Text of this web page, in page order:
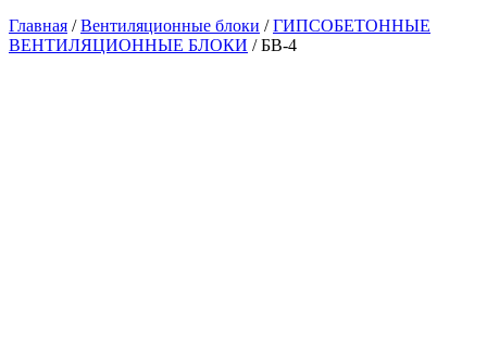
Главная /Вентиляционные блоки /ГИПСОБЕТОННЫЕ
ВЕНТИЛЯЦИОННЫЕ БЛОКИ / БВ-4